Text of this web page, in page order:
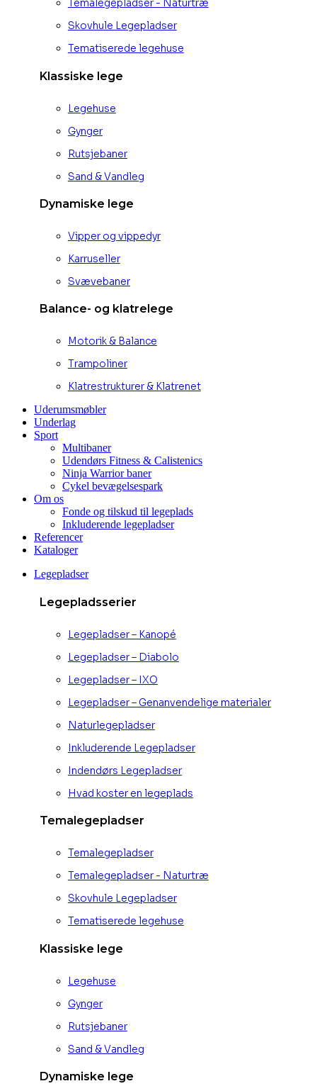
Temalegepladser - Naturtræ
Skovhule Legepladser
Tematiserede legehuse
Klassiske lege
Legehuse
Gynger
Rutsjebaner
Sand & Vandleg
Dynamiske lege
Vipper og vippedyr
Karruseller
Svævebaner
Balance- og klatrelege
Motorik & Balance
Trampoliner
Klatrestrukturer & Klatrenet
Uderumsmøbler
Underlag
Sport
Multibaner
Udendørs Fitness & Calistenics
Ninja Warrior baner
Cykel bevægelsespark
Om os
Fonde og tilskud til legeplads
Inkluderende legepladser
Referencer
Kataloger
Legepladser
Legepladsserier
Legepladser – Kanopé
Legepladser – Diabolo
Legepladser – IXO
Legepladser – Genanvendelige materialer
Naturlegepladser
Inkluderende Legepladser
Indendørs Legepladser
Hvad koster en legeplads
Temalegepladser
Temalegepladser
Temalegepladser - Naturtræ
Skovhule Legepladser
Tematiserede legehuse
Klassiske lege
Legehuse
Gynger
Rutsjebaner
Sand & Vandleg
Dynamiske lege